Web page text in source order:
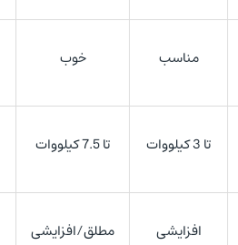
مناسب خوب
تا 3 کیلووات تا 7.5 کیلووات
افزایشی مطلق/افزایشی